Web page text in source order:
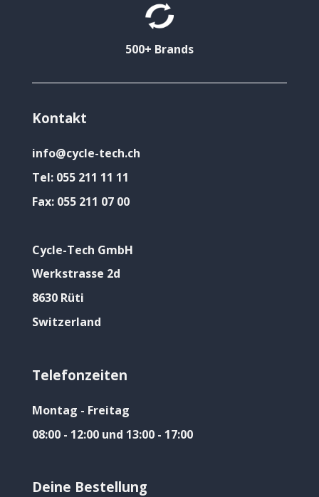
500+ Brands
Kontakt
info@cycle-tech.ch
Tel: 055 211 11 11
Fax: 055 211 07 00
Cycle-Tech GmbH
Werkstrasse 2d
8630 Rüti
Switzerland
Telefonzeiten
Montag - Freitag
08:00 - 12:00 und 13:00 - 17:00
Deine Bestellung